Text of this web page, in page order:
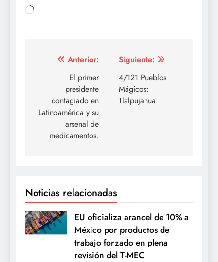
Cargando...
Navegación
entradas
Anterior:
El primer
presidente
contagiado en
Latinoamérica y su
arsenal de
medicamentos.
Siguiente:
4/121 Pueblos
Mágicos:
Tlalpujahua.
Noticias relacionadas
EU oficializa arancel de 10% a
México por productos de
trabajo forzado en plena
revisión del T-MEC